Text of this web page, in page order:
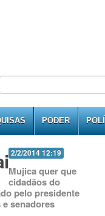
PODER
2/2/2014 12:19
Mujica quer que
cidadãos do
pelo presidente
senadores